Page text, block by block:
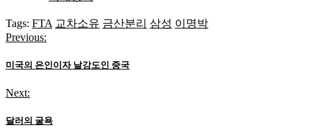
Tags: FTA 교차소유 금산분리 삼성 이명박
글
탐
색
Previous:
미국의 은인이자 날강도인 중국
Next:
달러의 굴욕